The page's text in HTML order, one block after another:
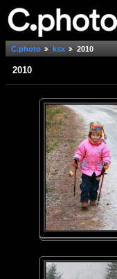
C.photo ksx 2010
2010